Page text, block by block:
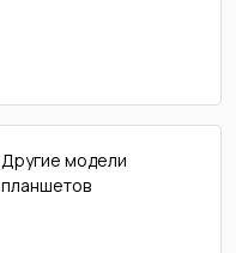
Другие модели
планшетов